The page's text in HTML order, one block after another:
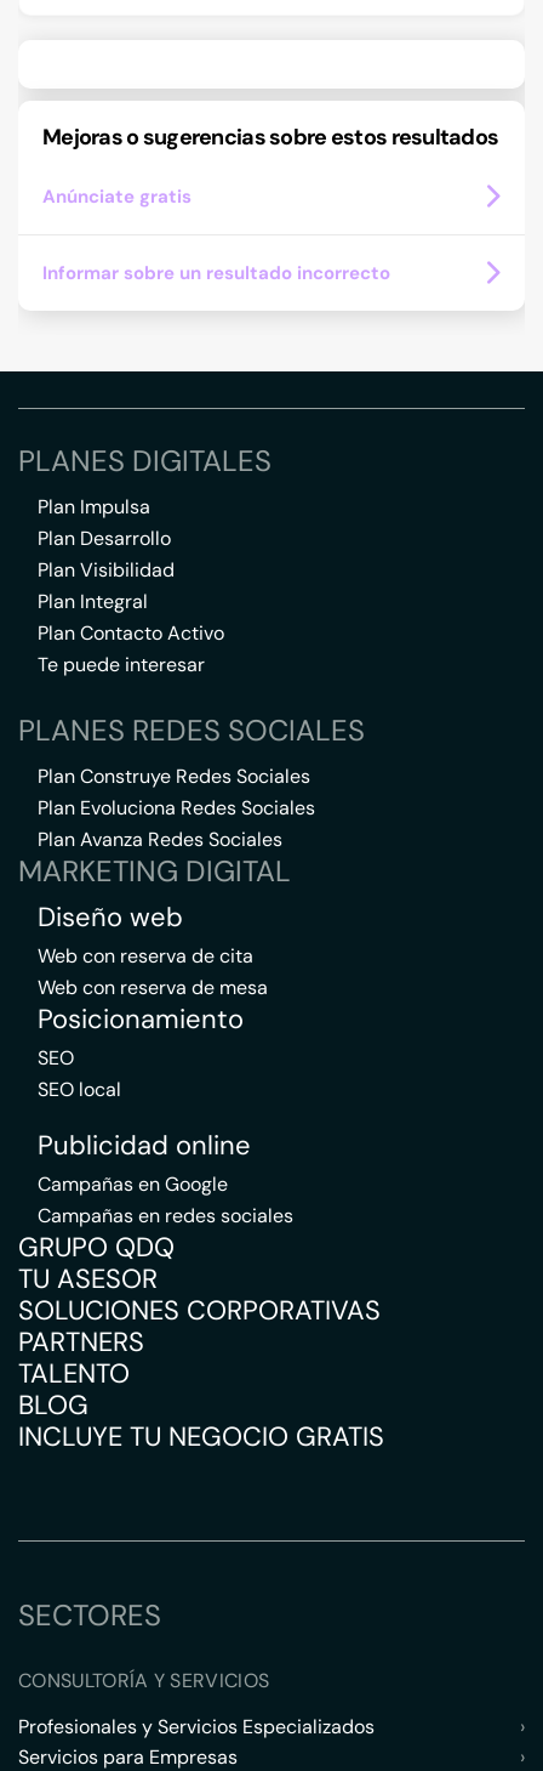
Mejoras o sugerencias sobre estos resultados
Anúnciate gratis
Informar sobre un resultado incorrecto
PLANES DIGITALES
Plan Impulsa
Plan Desarrollo
Plan Visibilidad
Plan Integral
Plan Contacto Activo
Te puede interesar
PLANES REDES SOCIALES
Plan Construye Redes Sociales
Plan Evoluciona Redes Sociales
Plan Avanza Redes Sociales
MARKETING DIGITAL
Diseño web
Web con reserva de cita
Web con reserva de mesa
Posicionamiento
SEO
SEO local
Publicidad online
Campañas en Google
Campañas en redes sociales
GRUPO QDQ
TU ASESOR
SOLUCIONES CORPORATIVAS
PARTNERS
TALENTO
BLOG
INCLUYE TU NEGOCIO GRATIS
SECTORES
CONSULTORÍA Y SERVICIOS
Profesionales y Servicios Especializados
›
Servicios para Empresas
›